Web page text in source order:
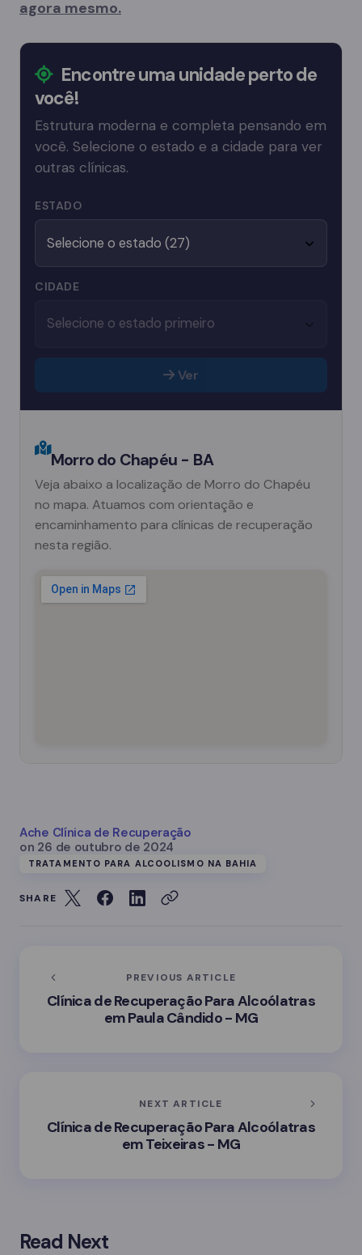
agora mesmo.
Encontre uma unidade perto de
você!
Estrutura moderna e completa pensando em
você. Selecione o estado e a cidade para ver
outras clínicas.
ESTADO
CIDADE
Ver
Morro do Chapéu - BA
Veja abaixo a localização de Morro do Chapéu
no mapa. Atuamos com orientação e
encaminhamento para clínicas de recuperação
nesta região.
Ache Clínica de Recuperação
on 26 de outubro de 2024
TRATAMENTO PARA ALCOOLISMO NA BAHIA
SHARE
PREVIOUS ARTICLE
Clínica de Recuperação Para Alcoólatras
em Paula Cândido - MG
NEXT ARTICLE
Clínica de Recuperação Para Alcoólatras
em Teixeiras - MG
Read Next